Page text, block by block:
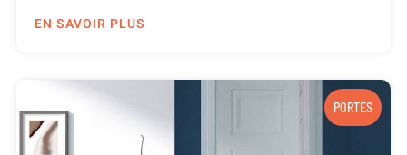
EN SAVOIR PLUS
PORTES